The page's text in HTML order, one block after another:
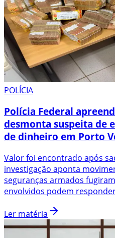
POLÍCIA
Polícia Federal
desmonta suspeita de
de dinheiro em Porto
Valor foi encontrado após
investigação aponta
seguranças armados
envolvidos podem
Ler matéria